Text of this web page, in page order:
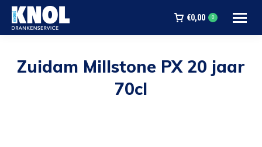
€0,00 0
Zuidam Millstone PX 20 jaar
70cl